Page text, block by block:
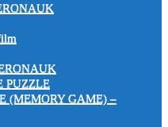
PUZZLE
(MEMORY GAME) –